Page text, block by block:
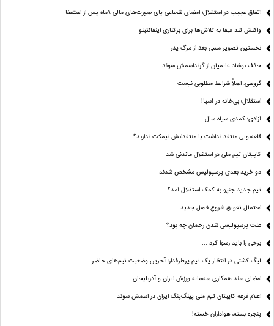
اتفاق عجیب در استقلال؛ امضای شجاعی پای صورت‌های مالی ٩ماه پس از استعفا
واکنش تند فیفا به تلاش‌ها برای برکناری اینفانتینو
نخستین تصویر مسی بعد از مرگ پدر
حذف نوشاد عالمیان از گرنداسمش سوئد
گروسی: اصلاً شرایط مطلوبی نیست
استقلال؛ بی‌خانه در آسیا!
آزادی؛ کمدی سیاه سال
قلعه‌نویی منتقد نداشت یا منتقدانش نیمکت ندارند؟
کاپیتان تیم ملی در استقلال ماندنی شد
دو خرید بعدی پرسپولیس مشخص شدند
تیم جدید جنپو به کمک استقلال آمد؟
احتمال تعویق شروع فصل جدید
علت پرسپولیسی شدن رحمان چه بود؟
برخی را باید رسوا کرد …
لیگ کشتی در انتظار یک تیم پرطرفدار؛ آخرین وضعیت تیم‌های حاضر
امضای سند همکاری سه‌ساله ورزش ایران و آذربایجان
اعلام قرعه کاپیتان تیم ملی پینگ‌پنگ ایران در اسمش سوئد
پنجره بسته، هواداران خسته!